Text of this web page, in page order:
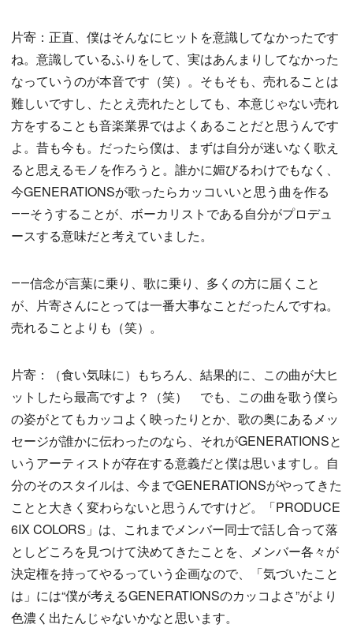
片寄：正直、僕はそんなにヒットを意識してなかったです
ね。意識しているふりをして、実はあんまりしてなかった
なっていうのが本音です（笑）。そもそも、売れることは
難しいですし、たとえ売れたとしても、本意じゃない売れ
方をすることも音楽業界ではよくあることだと思うんです
よ。昔も今も。だったら僕は、まずは自分が迷いなく歌え
ると思えるモノを作ろうと。誰かに媚びるわけでもなく、
今GENERATIONSが歌ったらカッコいいと思う曲を作る
――そうすることが、ボーカリストである自分がプロデュ
ースする意味だと考えていました。
――信念が言葉に乗り、歌に乗り、多くの方に届くこと
が、片寄さんにとっては一番大事なことだったんですね。
売れることよりも（笑）。
片寄：（食い気味に）もちろん、結果的に、この曲が大ヒ
ットしたら最高ですよ？（笑） でも、この曲を歌う僕ら
の姿がとてもカッコよく映ったりとか、歌の奥にあるメッ
セージが誰かに伝わったのなら、それがGENERATIONSと
いうアーティストが存在する意義だと僕は思いますし。自
分のそのスタイルは、今までGENERATIONSがやってきた
ことと大きく変わらないと思うんですけど。「PRODUCE
6IX COLORS」は、これまでメンバー同士で話し合って落
としどころを見つけて決めてきたことを、メンバー各々が
決定権を持ってやるっていう企画なので、「気づいたこと
は」には“僕が考えるGENERATIONSのカッコよさ”がより
色濃く出たんじゃないかなと思います。